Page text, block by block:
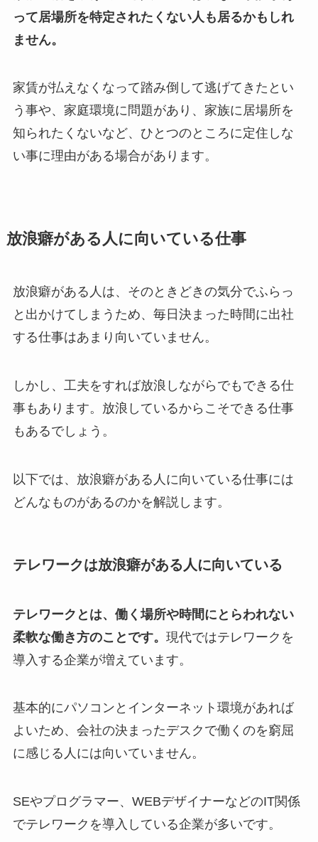
って居場所を特定されたくない人も居るかもしれ
ません。
家賃が払えなくなって踏み倒して逃げてきたとい
う事や、家庭環境に問題があり、家族に居場所を
知られたくないなど、ひとつのところに定住しな
い事に理由がある場合があります。
放浪癖がある人に向いている仕事
放浪癖がある人は、そのときどきの気分でふらっ
と出かけてしまうため、毎日決まった時間に出社
する仕事はあまり向いていません。
しかし、工夫をすれば放浪しながらでもできる仕
事もあります。放浪しているからこそできる仕事
もあるでしょう。
以下では、放浪癖がある人に向いている仕事には
どんなものがあるのかを解説します。
テレワークは放浪癖がある人に向いている
テレワークとは、働く場所や時間にとらわれない
柔軟な働き方のことです。 現代ではテレワークを
導入する企業が増えています。
基本的にパソコンとインターネット環境があれば
よいため、会社の決まったデスクで働くのを窮屈
に感じる人には向いていません。
SEやプログラマー、WEBデザイナーなどのIT関係
でテレワークを導入している企業が多いです。